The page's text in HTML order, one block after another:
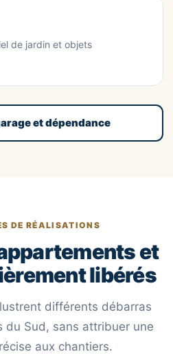
de jardin et objets
et dépendance
DE RÉALISATIONS
et
libérés
différents débarras
du Sud, sans attribuer une
aux chantiers.